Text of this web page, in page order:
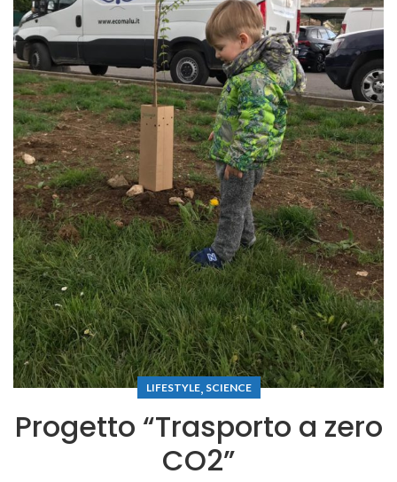
LIFESTYLE, SCIENCE
P r o g e t t o “ T r a s p o r t o a ze r o
C O2 ”